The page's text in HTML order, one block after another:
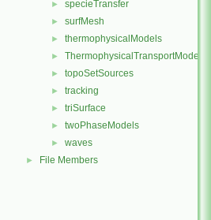
► specieTransfer
► surfMesh
► thermophysicalModels
► ThermophysicalTransportModels
► topoSetSources
► tracking
► triSurface
► twoPhaseModels
► waves
► File Members